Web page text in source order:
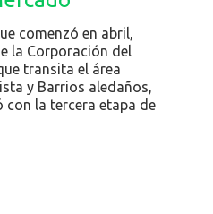
comenzó en abril,
la Corporación del
transita el área
y Barrios aledaños,
con la tercera etapa de